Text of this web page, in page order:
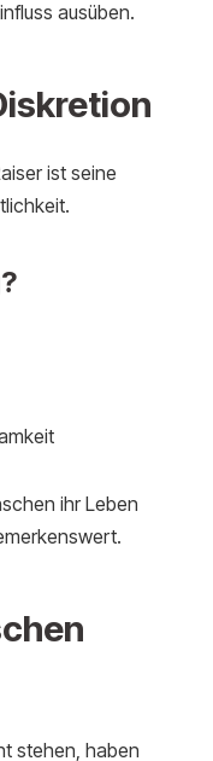
ausüben.
ist seine
ihr Leben
stehen, haben